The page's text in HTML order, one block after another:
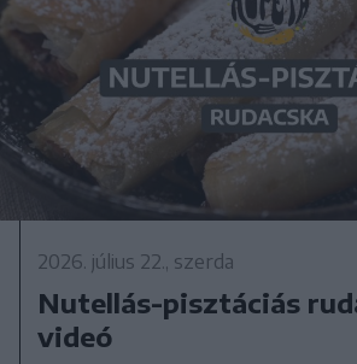
2026. július 22., szerda
Nutellás-pisztáciás
videó